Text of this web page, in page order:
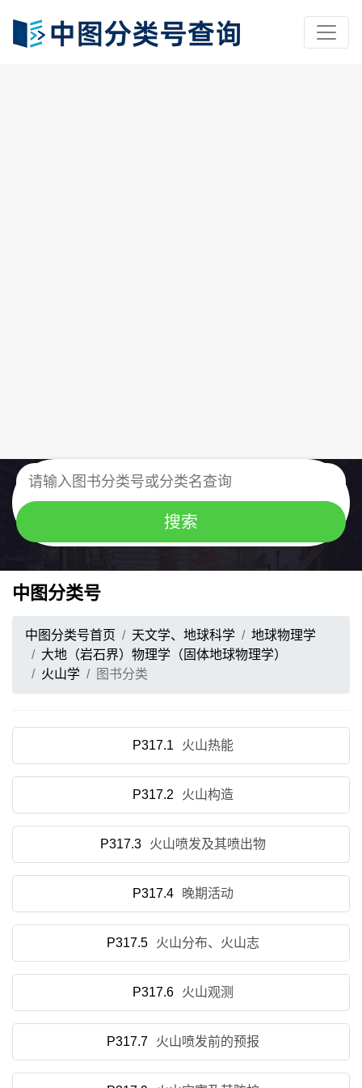
中图分类号
中图分类号首页 天文学、地球科学
地球物理学
大地（岩石界）物理学（固体地球物理学）
火山学
图书分类
P317.1 火山热能
P317.2 火山构造
P317.3 火山喷发及其喷出物
P317.4 晚期活动
P317.5 火山分布、火山志
P317.6 火山观测
P317.7 火山喷发前的预报